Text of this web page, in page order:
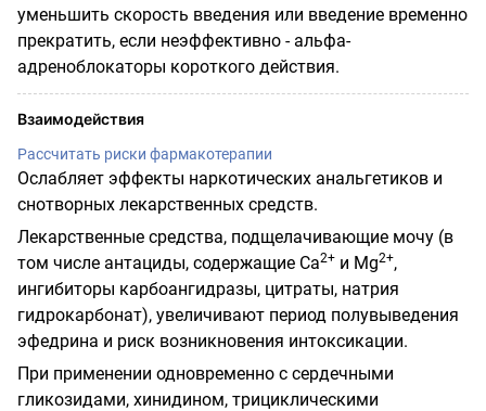
уменьшить скорость введения или введение временно
прекратить, если неэффективно - альфа-
адреноблокаторы короткого действия.
Взаимодействия
Рассчитать риски фармакотерапии
Ослабляет эффекты наркотических анальгетиков и
снотворных лекарственных средств.
Лекарственные средства, подщелачивающие мочу (в
том числе антациды, содержащие Са2+ и Mg2+,
ингибиторы карбоангидразы, цитраты, натрия
гидрокарбонат), увеличивают период полувыведения
эфедрина и риск возникновения интоксикации.
При применении одновременно с сердечными
гликозидами, хинидином, трициклическими